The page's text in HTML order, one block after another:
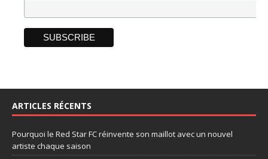
ARTICLES RÉCENTS
Pourquoi le Red Star FC réinvente son maillot avec un nouvel
artiste chaque saison